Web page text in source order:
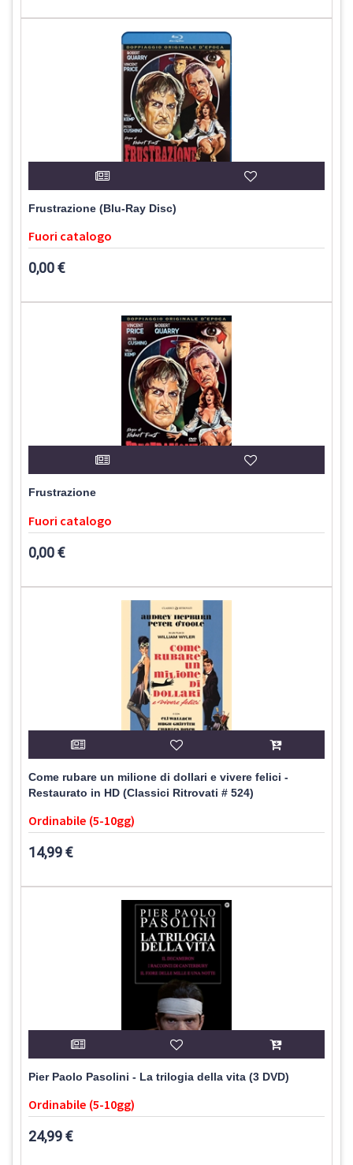
Frustrazione (Blu-Ray Disc)
Fuori catalogo
0,00 €
Frustrazione
Fuori catalogo
0,00 €
Come rubare un milione di dollari e vivere felici -
Restaurato in HD (Classici Ritrovati # 524)
Ordinabile (5-10gg)
14,99 €
Pier Paolo Pasolini - La trilogia della vita (3 DVD)
Ordinabile (5-10gg)
24,99 €